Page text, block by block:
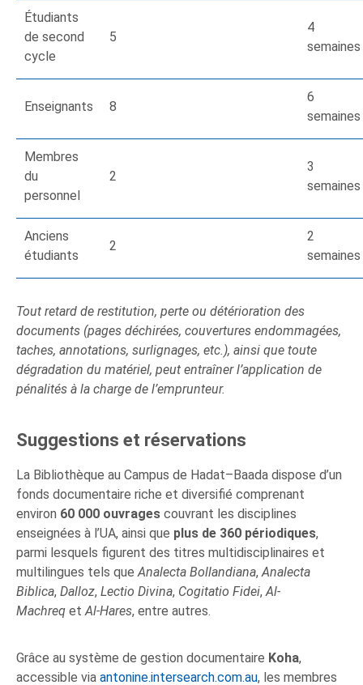
Étudiants
de second
cycle
5
4
semaines
Enseignants 8
6
semaines
Membres
du
personnel
2
3
semaines
Anciens
étudiants
2
2
semaines
Tout retard de restitution, perte ou détérioration des
documents (pages déchirées, couvertures endommagées,
taches, annotations, surlignages, etc.), ainsi que toute
dégradation du matériel, peut entraîner l’application de
pénalités à la charge de l’emprunteur.
Suggestions et réservations
La Bibliothèque au Campus de Hadat–Baada dispose d’un
fonds documentaire riche et diversifié comprenant
environ 60 000 ouvrages couvrant les disciplines
enseignées à l’UA, ainsi que plus de 360 périodiques,
parmi lesquels figurent des titres multidisciplinaires et
multilingues tels queAnalecta Bollandiana,Analecta
Biblica, Dalloz, Lectio Divina, Cogitatio Fidei,Al-
Machreq etAl-Hares, entre autres.
Grâce au système de gestion documentaire Koha,
accessible via antonine.intersearch.com.au, les membres